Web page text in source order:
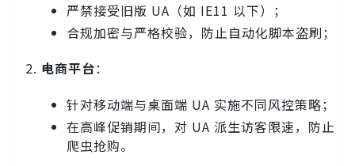
严禁接受旧版 UA（如 IE11 以下）；
合规加密与严格校验，防止自动化脚本盗刷；
电商平台：
针对移动端与桌面端 UA 实施不同风控策略；
在高峰促销期间，对 UA 派生访客限速，防止
爬虫抢购。